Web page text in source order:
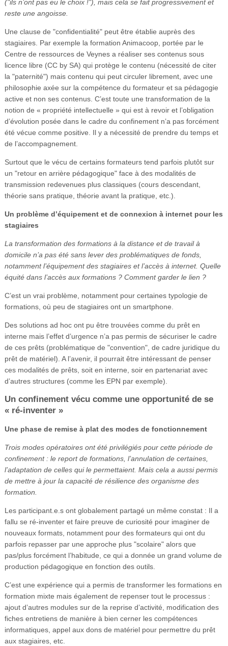
("ils n’ont pas eu le choix !"), mais cela se fait progressivement et
reste une angoisse.
Une clause de "confidentialité" peut être établie auprès des
stagiaires. Par exemple la formation Animacoop, portée par le
Centre de ressources de Veynes a réaliser ses contenus sous
licence libre (CC by SA) qui protège le contenu (nécessité de citer
la "paternité") mais contenu qui peut circuler librement, avec une
philosophie axée sur la compétence du formateur et sa pédagogie
active et non ses contenus. C’est toute une transformation de la
notion de « propriété intellectuelle » qui est à revoir et l’obligation
d’évolution posée dans le cadre du confinement n’a pas forcément
été vécue comme positive. Il y a nécessité de prendre du temps et
de l’accompagnement.
Surtout que le vécu de certains formateurs tend parfois plutôt sur
un "retour en arrière pédagogique" face à des modalités de
transmission redevenues plus classiques (cours descendant,
théorie sans pratique, théorie avant la pratique, etc.).
Un problème d’équipement et de connexion à internet pour les
stagiaires
La transformation des formations à la distance et de travail à
domicile n’a pas été sans lever des problématiques de fonds,
notamment l’équipement des stagiaires et l’accès à internet. Quelle
équité dans l’accès aux formations ? Comment garder le lien ?
C’est un vrai problème, notamment pour certaines typologie de
formations, où peu de stagiaires ont un smartphone.
Des solutions ad hoc ont pu être trouvées comme du prêt en
interne mais l’effet d’urgence n’a pas permis de sécuriser le cadre
de ces prêts (problématique de "convention", de cadre juridique du
prêt de matériel). A l’avenir, il pourrait être intéressant de penser
ces modalités de prêts, soit en interne, soir en partenariat avec
d’autres structures (comme les EPN par exemple).
Un confinement vécu comme une opportunité de se
« ré-inventer »
Une phase de remise à plat des modes de fonctionnement
Trois modes opératoires ont été privilégiés pour cette période de
confinement : le report de formations, l’annulation de certaines,
l’adaptation de celles qui le permettaient. Mais cela a aussi permis
de mettre à jour la capacité de résilience des organisme des
formation.
Les participant.e.s ont globalement partagé un même constat : Il a
fallu se ré-inventer et faire preuve de curiosité pour imaginer de
nouveaux formats, notamment pour des formateurs qui ont du
parfois repasser par une approche plus "scolaire" alors que
pas/plus forcément l’habitude, ce qui a donnée un grand volume de
production pédagogique en fonction des outils.
C’est une expérience qui a permis de transformer les formations en
formation mixte mais également de repenser tout le processus :
ajout d’autres modules sur de la reprise d’activité, modification des
fiches entretiens de manière à bien cerner les compétences
informatiques, appel aux dons de matériel pour permettre du prêt
aux stagiaires, etc.